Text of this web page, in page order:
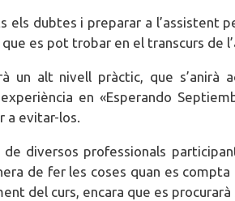
els dubtes i preparar a l’assistent
es pot trobar en el transcurs de
un alt nivell pràctic, que s’anirà
en «Esperando
a evitar-los.
diversos professionals
de fer les coses quan es
del curs, encara que es